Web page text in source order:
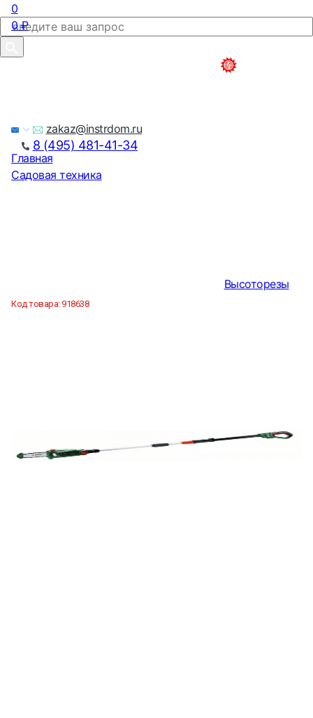
zakaz@instrdom.ru
8 (495) 481-41-34
0
0₽
Главная
Садовая техника
Высоторезы
Код товара:918638